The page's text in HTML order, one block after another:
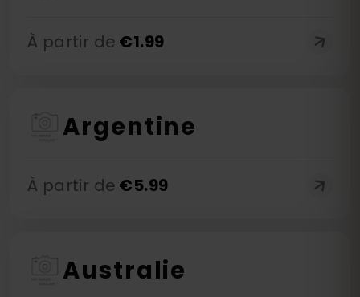
À partir de €1.99
Argentine
À partir de €5.99
Australie